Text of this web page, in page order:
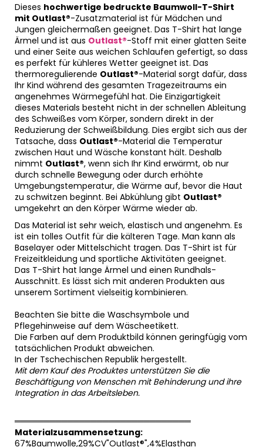
Dieses hochwertige bedruckte Baumwoll-T-Shirt
mit Outlast®-Zusatzmaterial ist für Mädchen und
Jungen gleichermaßen geeignet. Das T-Shirt hat lange
Ärmel und ist aus Outlast®-Stoff mit einer glatten Seite
und einer Seite aus weichen Schlaufen gefertigt, so dass
es perfekt für kühleres Wetter geeignet ist. Das
thermoregulierende Outlast®-Material sorgt dafür, dass
Ihr Kind während des gesamten Tragezeitraums ein
angenehmes Wärmegefühl hat. Die Einzigartigkeit
dieses Materials besteht nicht in der schnellen Ableitung
des Schweißes vom Körper, sondern direkt in der
Reduzierung der Schweißbildung. Dies ergibt sich aus der
Tatsache, dass Outlast®-Material die Temperatur
zwischen Haut und Wäsche konstant hält. Deshalb
nimmt Outlast®, wenn sich Ihr Kind erwärmt, ob nur
durch schnelle Bewegung oder durch erhöhte
Umgebungstemperatur, die Wärme auf, bevor die Haut
zu schwitzen beginnt. Bei Abkühlung gibt Outlast®
umgekehrt an den Körper Wärme wieder ab.
Das Material ist sehr weich, elastisch und angenehm. Es
ist ein tolles Outfit für die kälteren Tage. Man kann als
Baselayer oder Mittelschicht tragen. Das T-Shirt ist für
Freizeitkleidung und sportliche Aktivitäten geeignet.
Das T-Shirt hat lange Ärmel und einen Rundhals-
Ausschnitt. Es lässt sich mit anderen Produkten aus
unserem Sortiment vielseitig kombinieren.
Beachten Sie bitte die Waschsymbole und
Pflegehinweise auf dem Wäscheetikett.
Die Farben auf dem Produktbild können geringfügig vom
tatsächlichen Produkt abweichen.
In der Tschechischen Republik hergestellt.
Mit dem Kauf des Produktes unterstützen Sie die
Beschäftigung von Menschen mit Behinderung und ihre
Integration in das Arbeitsleben.
══════════════════════════════
Materialzusammensetzung:
67%Baumwolle,29%CV"Outlast®",4%Elasthan